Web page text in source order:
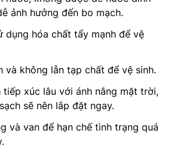
ảnh hưởng đến bo mạch.
dụng hóa chất tẩy mạnh để vệ
và không lẫn tạp chất để vệ sinh.
tiếp xúc lâu với ánh nắng mặt trời,
sẽ nên lắp đặt ngay.
và van để hạn chế tình trạng quá